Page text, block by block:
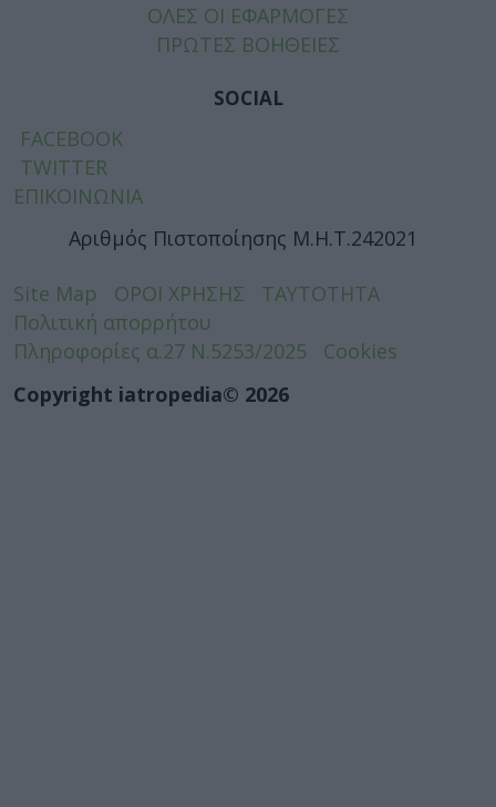
ΟΛΕΣ ΟΙ ΕΦΑΡΜΟΓΕΣ
ΠΡΩΤΕΣ ΒΟΗΘΕΙΕΣ
SOCIAL
FACEBOOK
TWITTER
ΕΠΙΚΟΙΝΩΝΙΑ
Αριθμός Πιστοποίησης Μ.Η.Τ.242021
Site Map ΟΡΟΙ ΧΡΗΣΗΣ
ΤΑΥΤΟΤΗΤΑ
Πολιτική απορρήτου
Πληροφορίες α.27 Ν.5253/2025
Cookies
Copyright iatropedia© 2026